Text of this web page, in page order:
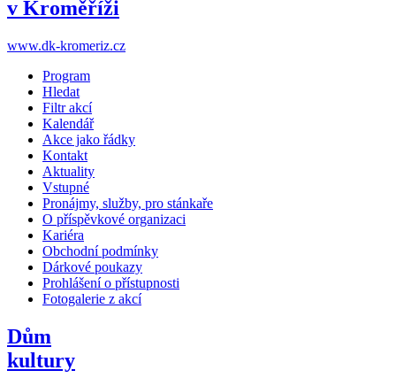
v Kroměříži
www.dk-kromeriz.cz
Program
Hledat
Filtr akcí
Kalendář
Akce jako řádky
Kontakt
Aktuality
Vstupné
Pronájmy, služby, pro stánkaře
O příspěvkové organizaci
Kariéra
Obchodní podmínky
Dárkové poukazy
Prohlášení o přístupnosti
Fotogalerie z akcí
Dům
kultury